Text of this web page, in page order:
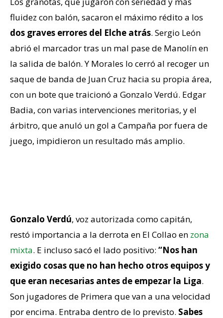
fluidez con balón, sacaron el máximo rédito a los
dos graves errores del Elche atrás. Sergio León
abrió el marcador tras un mal pase de Manolín en
la salida de balón. Y Morales lo cerró al recoger un
saque de banda de Juan Cruz hacia su propia área,
con un bote que traicionó a Gonzalo Verdú. Edgar
Badia, con varias intervenciones meritorias, y el
árbitro, que anuló un gol a Campaña por fuera de
juego, impidieron un resultado más amplio.
Gonzalo Verdú, voz autorizada como capitán,
restó importancia a la derrota en El Collao en zona
mixta. E incluso sacó el lado positivo: “Nos han
exigido cosas que no han hecho otros equipos y
que eran necesarias antes de empezar la Liga.
Son jugadores de Primera que van a una velocidad
por encima. Entraba dentro de lo previsto. Sabes